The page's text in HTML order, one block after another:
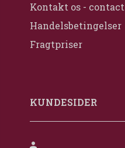
Kontakt os - contact
Handelsbetingelser
Fragtpriser
KUNDESIDER